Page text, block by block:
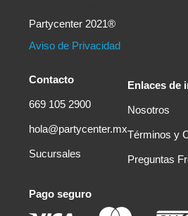
Partycenter 2021®
Aviso de Privacidad
Contacto
669 105 2900
hola@partycenter.mx
Sucursales
Enlaces de
Nosotros
Términos y
Preguntas
Pago seguro